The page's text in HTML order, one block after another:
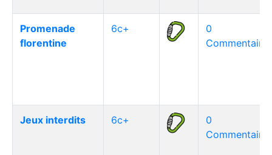
Promenade
florentine
6c+
0
Jeux interdits 6c+
0